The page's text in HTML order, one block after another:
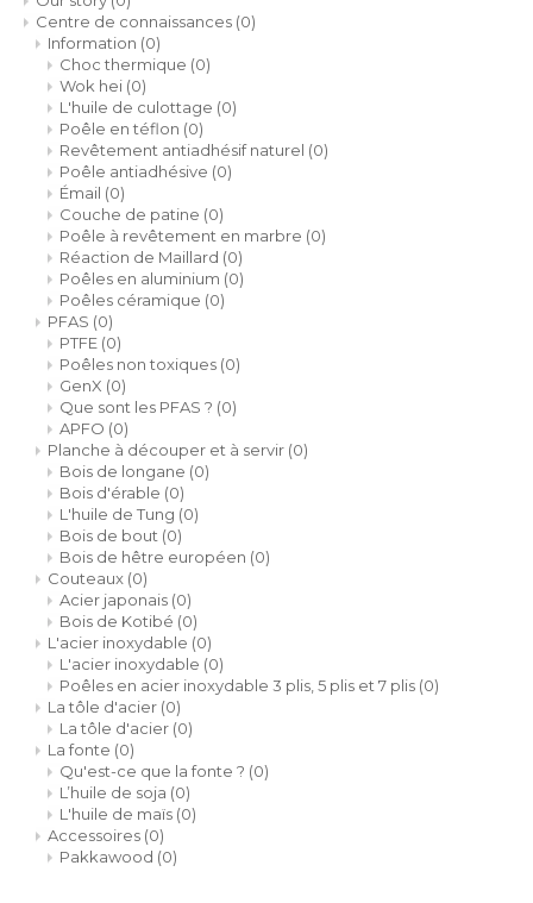
Español
Polski
CAD
MXN
Centre de connaissances (0)
Information (0)
Choc thermique (0)
Wok hei (0)
L'huile de culottage (0)
Poêle en téflon (0)
Revêtement antiadhésif naturel (0)
Poêle antiadhésive (0)
Émail (0)
Couche de patine (0)
Poêle à revêtement en marbre (0)
Réaction de Maillard (0)
Poêles en aluminium (0)
Poêles céramique (0)
PFAS (0)
PTFE (0)
Poêles non toxiques (0)
GenX (0)
Que sont les PFAS ? (0)
APFO (0)
Planche à découper et à servir (0)
Bois de longane (0)
Bois d'érable (0)
L'huile de Tung (0)
Bois de bout (0)
Bois de hêtre européen (0)
Couteaux (0)
Acier japonais (0)
Bois de Kotibé (0)
L'acier inoxydable (0)
L'acier inoxydable (0)
Poêles en acier inoxydable 3 plis, 5 plis et 7 plis (0)
La tôle d'acier (0)
La tôle d'acier (0)
La fonte (0)
Qu'est-ce que la fonte ? (0)
L’huile de soja (0)
L'huile de maïs (0)
Accessoires (0)
Pakkawood (0)